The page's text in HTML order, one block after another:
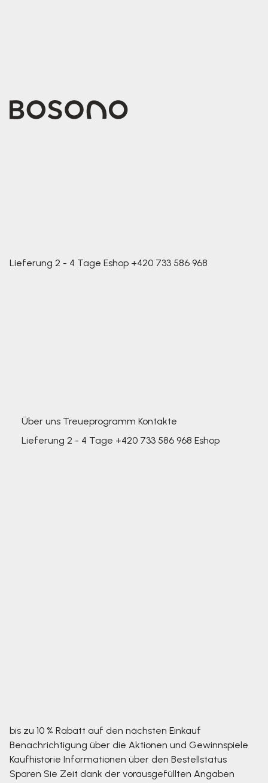
Lieferung 2 - 4 Tage Eshop +420 733 586 968
Über uns Treueprogramm Kontakte
Lieferung 2 - 4 Tage +420 733 586 968 Eshop
bis zu 10 % Rabatt auf den nächsten Einkauf
Benachrichtigung über die Aktionen und Gewinnspiele
Kaufhistorie Informationen über den Bestellstatus
Sparen Sie Zeit dank der vorausgefüllten Angaben